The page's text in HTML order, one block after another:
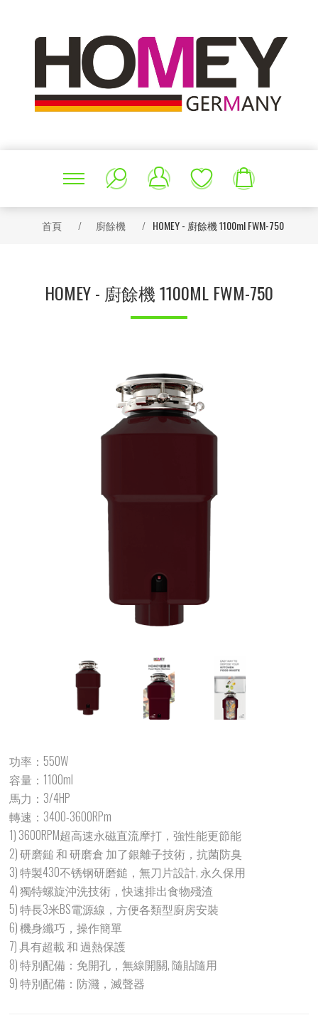
首頁 / 廚餘機 / HOMEY - 廚餘機 1100ml FWM-750
HOMEY - 廚餘機 1100ML FWM-750
功率：550W
容量：1100ml
馬力：3/4HP
轉速：3400-3600RPm
1) 3600RPM超高速永磁直流摩打，強性能更節能
2) 研磨鎚 和 研磨倉 加了銀離子技術，抗菌防臭
3) 特製430不锈钢研磨鎚，無刀片設計, 永久保用
4) 獨特螺旋沖洗技術，快速排出食物殘渣
5) 特長3米BS電源線，方便各類型廚房安裝
6) 機身纖巧，操作簡單
7) 具有超載 和 過熱保護
8) 特別配備：免開孔，無線開關, 隨貼隨用
9) 特別配備：防濺，滅聲器